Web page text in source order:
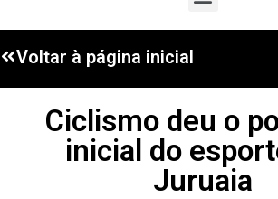
Voltar à página inicial
Ciclismo deu o
inicial do
Juruaia